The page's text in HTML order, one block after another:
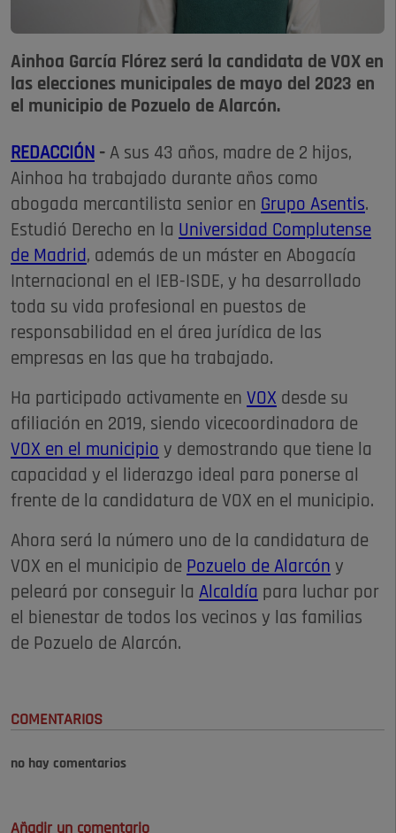
Ainhoa García Flórez será la candidata de VOX en
las elecciones municipales de mayo del 2023 en
el municipio de Pozuelo de Alarcón.
REDACCIÓN - A sus 43 años, madre de 2 hijos,
Ainhoa ha trabajado durante años como
abogada mercantilista senior en Grupo Asentis.
Estudió Derecho en la Universidad Complutense
de Madrid, además de un máster en Abogacía
Internacional en el IEB-ISDE, y ha desarrollado
toda su vida profesional en puestos de
responsabilidad en el área jurídica de las
empresas en las que ha trabajado.
Ha participado activamente en VOX desde su
afiliación en 2019, siendo vicecoordinadora de
VOX en el municipio y demostrando que tiene la
capacidad y el liderazgo ideal para ponerse al
frente de la candidatura de VOX en el municipio.
Ahora será la número uno de la candidatura de
VOX en el municipio de Pozuelo de Alarcón y
peleará por conseguir la Alcaldía para luchar por
el bienestar de todos los vecinos y las familias
de Pozuelo de Alarcón.
COMENTARIOS
no hay comentarios
Añadir un comentario